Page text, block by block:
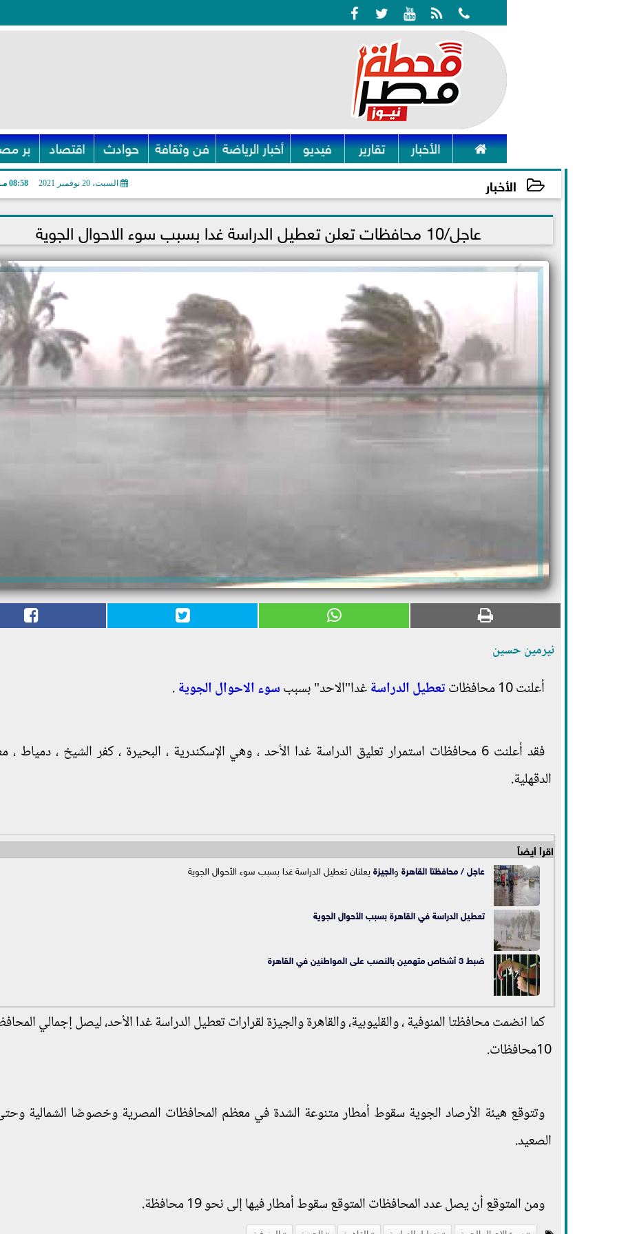
    
 الأخبار تقارير فيديو أخبار الرياضة فن وثقافة حوادث اقتصاد بر
الأخبار السبت، 20 نوفمبر 2021 08:58 مـ
2021-11-20 20:58:00 عاجل/10 محافظات تعلن تعطيل الدراسة غدا بسبب سوء الاحوال الجوية
نيرمين حسين
أعلنت 10 محافظات تعطيل الدراسةغدا"الاحد" بسببسوء الاحوال الجوية.
فقد أعلنت 6 محافظات استمرار تعليق الدراسة غدا الأحد ، وهي الإسكندرية ، البحيرة ، كفر الشيخ ، دمياط
الدقهلية.
اقرأ أيضاً
عاجل / محافظتاالقاهرة والجيزة يعلنان تعطيل الدراسة غدا بسبب سوء الأحوال الجوية
تعطيل الدراسة في القاهرة بسبب الأحوال الجوية
ضبط 3 أشخاص متهمين بالنصب على المواطنين في القاهرة
كما انضمت محافظتا المنوفية ، والقليوبية، والقاهرة والجيزة لقرارات تعطيل الدراسة غدا الأحد، ليصل إجمالي
10محافظات.
وتتوقع هيئة الأرصاد الجوية سقوط أمطار متنوعة الشدة في معظم المحافظات المصرية وخصوصًا الشمالية
الصعيد.
ومن المتوقع أن يصل عدد المحافظات المتوقع سقوط أمطار فيها إلى نحو 19 محافظة.